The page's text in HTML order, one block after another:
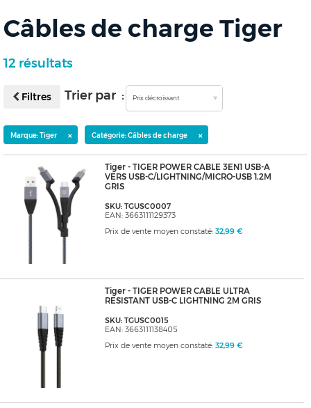
Câbles de charge Tiger
12 résultats
Filtres Trier par : Prix décroissant
Marque: Tiger × Catégorie: Câbles de charge ×
Tiger - TIGER POWER CABLE 3EN1 USB-A
VERS USB-C/LIGHTNING/MICRO-USB 1,2M
GRIS
SKU: TGUSC0007
EAN: 3663111129373
Prix de vente moyen constaté: 32,99 €
Tiger - TIGER POWER CABLE ULTRA
RESISTANT USB-C LIGHTNING 2M GRIS
SKU: TGUSC0015
EAN: 3663111138405
Prix de vente moyen constaté: 32,99 €